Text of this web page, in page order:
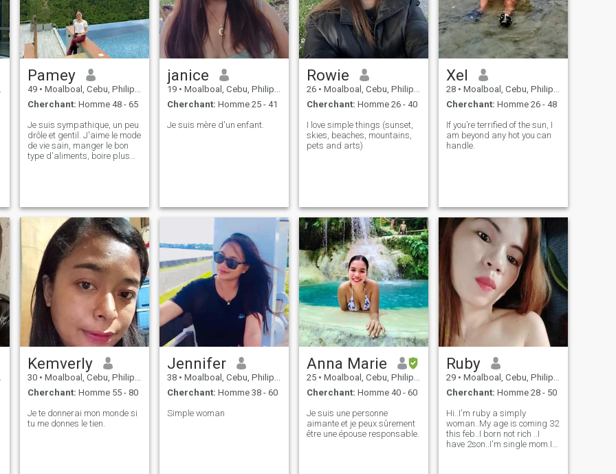
Pamey
49 • Moalboal, Cebu, Philippines
Cherchant: Homme 48 - 65
Je suis sympathique, un peu
drôle et gentil. J'aime le mode
de vie sain, manger le bon
type d'aliments, boire plus
janice
19 • Moalboal, Cebu, Philippines
Cherchant: Homme 25 - 41
Je suis mère d'un enfant.
Rowie
26 • Moalboal, Cebu, Philippines
Cherchant: Homme 26 - 40
I love simple things (sunset,
skies, beaches, mountains,
pets and arts)
Xel
28 • Moalboal, Cebu, Philippines
Cherchant: Homme 26 - 48
If you’re terrified of the sun, I
am beyond any hot you can
handle.
Kemverly
30 • Moalboal, Cebu, Philippines
Cherchant: Homme 55 - 80
Je te donnerai mon monde si
tu me donnes le tien.
Jennifer
38 • Moalboal, Cebu, Philippines
Cherchant: Homme 38 - 60
Simple woman
Anna Marie
25 • Moalboal, Cebu, Philippines
Cherchant: Homme 40 - 60
Je suis une personne
aimante et je peux sûrement
être une épouse responsable.
Ruby
29 • Moalboal, Cebu, Philippines
Cherchant: Homme 28 - 50
Hi..I'm ruby a simply
woman..My age is coming 32
this feb..I born not rich ..I
have 2son..I'm single mom.I